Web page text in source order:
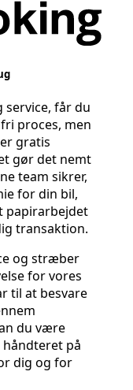
får du
proces, men
gratis
gør det nemt
team sikrer,
for din bil,
papirarbejdet
transaktion.
og stræber
for vores
til at besvare
du være
på
dig og for